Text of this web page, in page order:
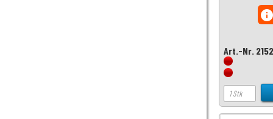
Art.-Nr.